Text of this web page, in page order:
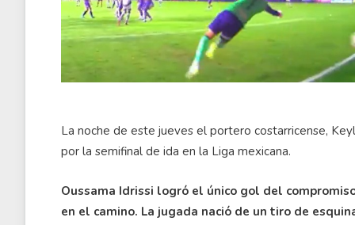
La noche de este jueves el portero costarricense,
por la semifinal de ida en la Liga mexicana.
Oussama Idrissi logró el único gol del
en el camino. La jugada nació de un tiro de